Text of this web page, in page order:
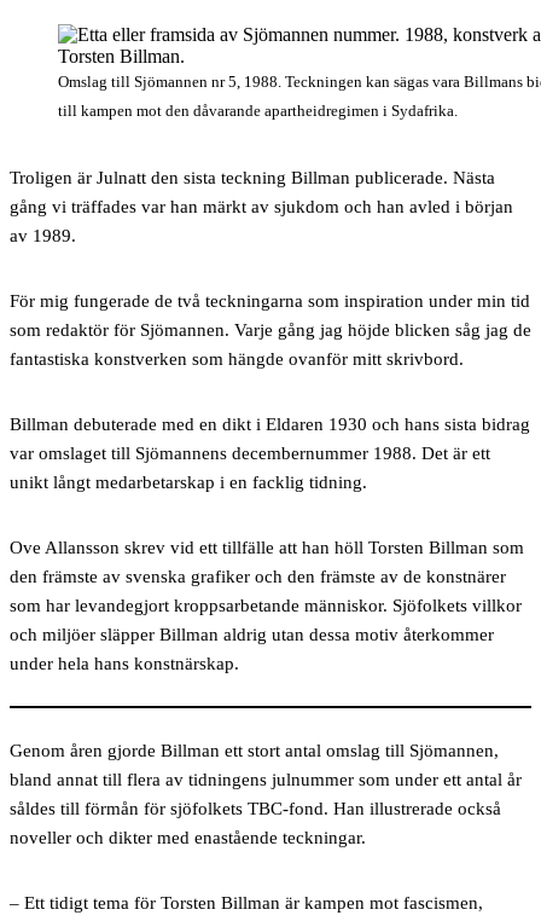
Omslag till Sjömannen nr 5, 1988. Teckningen kan sägas vara Billmans
till kampen mot den dåvarande apartheidregimen i Sydafrika.
Troligen är Julnatt den sista teckning Billman publicerade. Nästa
gång vi träffades var han märkt av sjukdom och han avled i början
av 1989.
För mig fungerade de två teckningarna som inspiration under min tid
som redaktör för Sjömannen. Varje gång jag höjde blicken såg jag de
fantastiska konstverken som hängde ovanför mitt skrivbord.
Billman debuterade med en dikt i Eldaren 1930 och hans sista bidrag
var omslaget till Sjömannens decembernummer 1988. Det är ett
unikt långt medarbetarskap i en facklig tidning.
Ove Allansson skrev vid ett tillfälle att han höll Torsten Billman som
den främste av svenska grafiker och den främste av de konstnärer
som har levandegjort kroppsarbetande människor. Sjöfolkets villkor
och miljöer släpper Billman aldrig utan dessa motiv återkommer
under hela hans konstnärskap.
Genom åren gjorde Billman ett stort antal omslag till Sjömannen,
bland annat till flera av tidningens julnummer som under ett antal år
såldes till förmån för sjöfolkets TBC-fond. Han illustrerade också
noveller och dikter med enastående teckningar.
– Ett tidigt tema för Torsten Billman är kampen mot fascismen,